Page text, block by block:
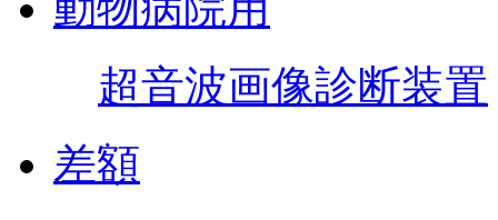
超音波画像診断装置
差額